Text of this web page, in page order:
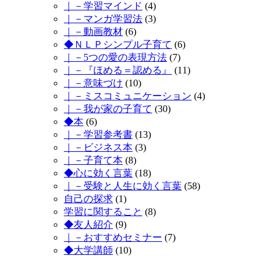
｜－学習マインド (4)
｜－マンガ学習法 (3)
｜－動画教材 (6)
◆ＮＬＰシンプル子育て (6)
｜－5つの愛の表現方法 (7)
｜－『ほめる＝認める』
(11)
｜－意味づけ (10)
｜－ミスコミュニケーション (4)
｜－我が家の子育て (30)
◆本 (6)
｜－学習参考書 (13)
｜－ビジネス本 (3)
｜－子育て本 (8)
◆心に効く言葉 (18)
｜－受験と人生に効く言葉 (58)
自己の探求 (1)
学習に関すること (8)
◆友人紹介 (9)
｜－おすすめセミナー (7)
◆大学講師 (10)